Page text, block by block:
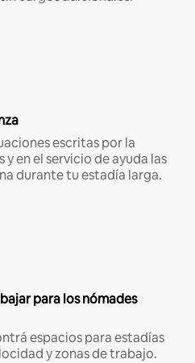
escritas por la
en el servicio de ayuda las
durante tu estadía larga.
para los nómades
espacios para estadías
y zonas de trabajo.